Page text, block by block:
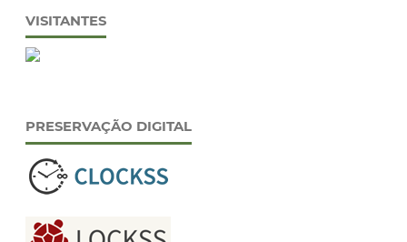
VISITANTES
PRESERVAÇÃO DIGITAL